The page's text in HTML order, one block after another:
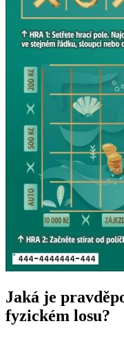
Jaká je
fyzickém losu?